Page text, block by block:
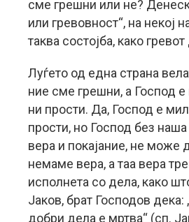
сме грешни или не?
или гревовност“, на некој
таква состојба, како
Луѓето од една страна
ние сме грешни, а Господ
ни прости. Да, Господ е
прости, но Господ без
вера и покајание, не може
немаме вера, а таа вера
исполнета со дела, како
Јаков, брат Господов дека:
добри дела е мртва“ (сп.